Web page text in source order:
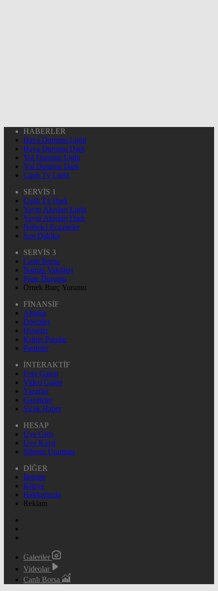
HABERLER
Hava Durumu Light
Hava Durumu Dark
Yol Durumu Light
Yol Durumu Dark
Canlı Tv Light
SERVİS 1
Canlı Tv Dark
Yayın Akışları Light
Yayın Akışları Dark
Nöbetçi Eczaneler
Son Dakika
SERVİS 3
Canlı Borsa
Namaz Vakitleri
Puan Durumu
Örnek Burç Yorumu
FİNANSİF
Altınlar
Dövizler
Hisseler
Kripto Paralar
Pariteler
İNTERAKTİF
Foto Galeri
Video Galeri
Yazarlar
Gazeteler
Sıcak Haber
HESAP
Üye Giriş
Üye Kayıt
Şifremi Unuttum
DİĞER
İletişim
Künye
Hakkımızda
Reklam
Galeriler
Videolar
Canlı Borsa